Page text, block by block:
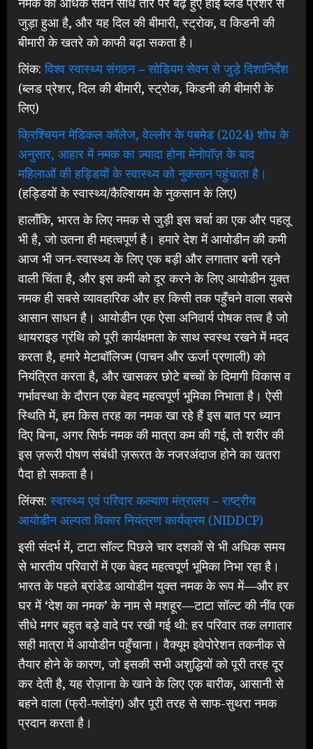
जुड़ा हुआ है, और यह दिल की बीमारी, स्ट्रोक, व किडनी की
बीमारी के खतरे को काफी बढ़ा सकता है।
लिंक:विश्व स्वास्थ्य संगठन – सोडियम सेवन से जुड़े दिशानिर्देश
(ब्लड प्रेशर, दिल की बीमारी, स्ट्रोक, किडनी की बीमारी के
लिए)
क्रिश्चियन मेडिकल कॉलेज, वेल्लोर के पबमेड (2024) शोध के
अनुसार, आहार में नमक का ज़्यादा होना मेनोपॉज़ के बाद
महिलाओं की हड्डियों के स्वास्थ्य को नुकसान पहुंचाता है।
(हड्डियों के स्वास्थ्य/कैल्शियम के नुकसान के लिए)
हालाँकि, भारत के लिए नमक से जुड़ी इस चर्चा का एक और पहलू
भी है, जो उतना ही महत्वपूर्ण है। हमारे देश में आयोडीन की कमी
आज भी जन-स्वास्थ्य के लिए एक बड़ी और लगातार बनी रहने
वाली चिंता है, और इस कमी को दूर करने के लिए आयोडीन युक्त
नमक ही सबसे व्यावहारिक और हर किसी तक पहुँचने वाला सबसे
आसान साधन है। आयोडीन एक ऐसा अनिवार्य पोषक तत्व है जो
थायराइड ग्रंथि को पूरी कार्यक्षमता के साथ स्वस्थ रखने में मदद
करता है, हमारे मेटाबॉलिज्म (पाचन और ऊर्जा प्रणाली) को
नियंत्रित करता है, और खासकर छोटे बच्चों के दिमागी विकास व
गर्भावस्था के दौरान एक बेहद महत्वपूर्ण भूमिका निभाता है। ऐसी
स्थिति में, हम किस तरह का नमक खा रहे हैं इस बात पर ध्यान
दिए बिना, अगर सिर्फ नमक की मात्रा कम की गई, तो शरीर की
इस ज़रूरी पोषण संबंधी ज़रूरत के नजरअंदाज होने का खतरा
पैदा हो सकता है।
लिंक्स:स्वास्थ्य एवं परिवार कल्याण मंत्रालय – राष्ट्रीय
आयोडीन अल्पता विकार नियंत्रण कार्यक्रम (NIDDCP)
इसी संदर्भ में, टाटा सॉल्ट पिछले चार दशकों से भी अधिक समय
से भारतीय परिवारों में एक बेहद महत्वपूर्ण भूमिका निभा रहा है।
भारत के पहले ब्रांडेड आयोडीन युक्त नमक के रूप में—और हर
घर में ‘देश का नमक’ के नाम से मशहूर—टाटा सॉल्ट की नींव एक
सीधे मगर बहुत बड़े वादे पर रखी गई थी: हर परिवार तक लगातार
सही मात्रा में आयोडीन पहुँचाना। वैक्यूम इवेपोरेशन तकनीक से
तैयार होने के कारण, जो इसकी सभी अशुद्धियों को पूरी तरह दूर
कर देती है, यह रोज़ाना के खाने के लिए एक बारीक, आसानी से
बहने वाला (फ्री-फ्लोइंग) और पूरी तरह से साफ-सुथरा नमक
प्रदान करता है।